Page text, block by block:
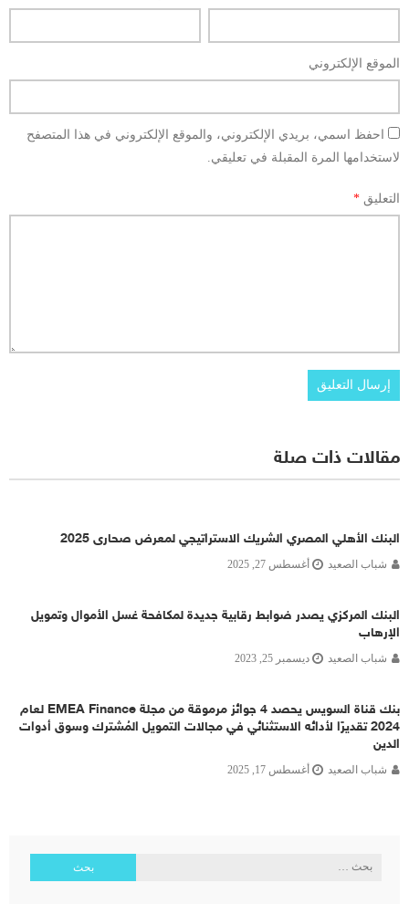
الموقع الإلكتروني
احفظ اسمي، بريدي الإلكتروني، والموقع الإلكتروني في هذا المتصفح
لاستخدامها المرة المقبلة في تعليقي.
التعليق *
مقالات ذات صلة
البنك الأهلي المصري الشريك الاستراتيجي لمعرض صحارى 2025
شباب الصعيد أغسطس 27, 2025
البنك المركزي يصدر ضوابط رقابية جديدة لمكافحة غسل الأموال وتمويل
الإرهاب
شباب الصعيد ديسمبر 25, 2023
بنك قناة السويس يحصد 4 جوائز مرموقة من مجلة EMEA Finance لعام
2024 تقديرًا لأدائه الاستثنائي في مجالات التمويل المُشترك وسوق أدوات
الدين
شباب الصعيد أغسطس 17, 2025
البحث